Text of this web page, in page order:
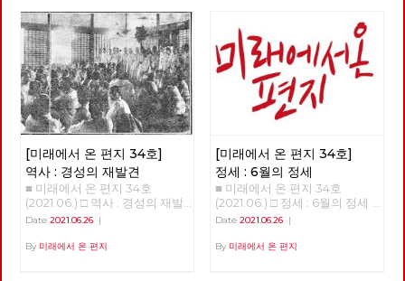
했지만, 꾸준히 길을 이어갔다.
완주에는 총 23회의 출사에 13
개월이 걸렸다. 서울둘레길은 산
악마라톤 또는 트레일러닝 선수
가 달린다면 하루 만에 완주할
수 있는 구간이다. 하지만 경계
사진은 서울둘레길 만이 아니라
둘레길 주변의 문화와 역사까지
둘러 보며 걸었고, 이 때문에 실
제로는 더 많은 거리를 걸었다.
이를테면 수락산이나 불암산 구
간에서는 산기슭 마을의 골목길
도 함께 걸었고, 망우산이나 도
봉산 구간에서는 오기만, 함세
덕, 최서해, 이재유 그리고 전태
말에 출발한 경계사진의 길은 얼
보에 집중되고 있지만, 기성 정
치와 언론이 외면하는 가운데에
도 체제를 전환하기 위한 노동당
의 전진은 속속 결집하는 새로운
얼굴들과 함께 계속 이어지고 있
습니다. 6월 12일 열린 7기 3차
전국위원회는, 최근에 입당 또는
복당한 두 당원이 [평등한 공동
체를 위한 우리의 약속]과 [지구
살리기 생활 수칙]을 낭독하면
서 시작했습니다. 이 자리에서
당은, 당의 가까운 미래를 위해
정기 당대회 준비위원회를 구성
했고, 2022년 대통령선거와 지
방선거에 대한 기본방침을 채택
했습니다. 당대회는 전국의 대
의원들이 참석하는 당의 최고의
결기구로서, 정기 당대회의 경우
면 임계점이 넘어가서 온난화와
기후 변화가 더욱 크게 일어날
수 있다는 것이다. 10만 년 전부
터 기후 변화의 폭을 보면 섭씨
평균 8~10도 정도다. 기온이 낮
을 때는 빙하기, 높을 때는 간빙
기라 하는데 지금은 간빙기보다
도 온도가 높다. 온도 변화에서
년 동안 변하는 것은 문제가 없
다. 그러나 산업혁명 이후 200
년 동안 1도가 변했다는 것은 생
태계에 대단한 충격이다. 10만
년 전부터 현생인류가 지구상에
살았다. 현생인류는 우리와 같은
유전자와 신체구조를 가지고 있
다. 수렵 채집 생활을 한 것은 머
[미래에서 온 편지 34호]
역사 : 경성의 재발견
■ 미래에서 온 편지 34호
(2021.06.) □ 역사 : 경성의 재발
견 경성의 재발견 01 - 노동자의
고 합니다. [써니](2011), [건축학
Date 2021.06.26 |
By 미래에서 온 편지
[미래에서 온 편지 34호]
정세 : 6월의 정세
■ 미래에서 온 편지 34호
(2021.06.) □ 정세 : 6월의 정세
정세 (2) - ‘국가의 귀환’이 가리
작과 함께 번지기 시작한 코로나
Date 2021.06.26|
By 미래에서 온 편지